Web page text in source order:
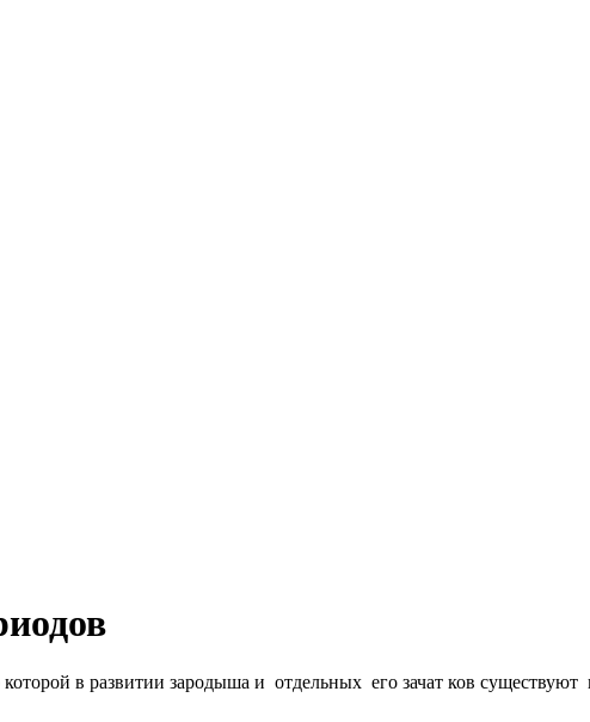
которой в развитии зародыша и отдельных его зачат ков